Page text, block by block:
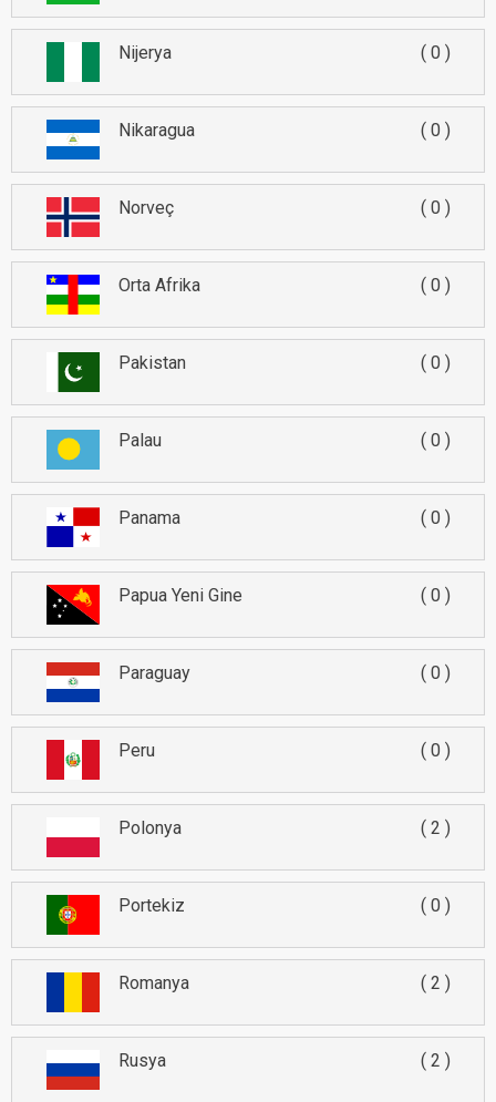
Nijerya 0
Nikaragua 0
Norveç 0
Orta Afrika 0
Pakistan 0
Palau 0
Panama 0
Papua Yeni Gine 0
Paraguay 0
Peru 0
Polonya 2
Portekiz 0
Romanya 2
Rusya 2